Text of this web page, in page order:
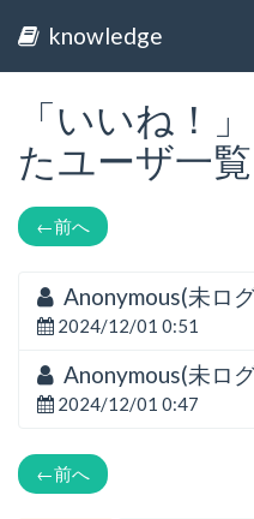
knowledge
「いいね！
たユーザ一
←前へ
Anonymous(未ロ
2024/12/01 0:51
Anonymous(未ロ
2024/12/01 0:47
←前へ